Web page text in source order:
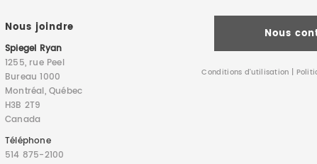
Nous joindre
Spiegel Ryan
1255, rue Peel
Bureau 1000
Montréal, Québec
H3B 2T9
Canada
Téléphone
514 875-2100
Nous
Conditions d’utilisation